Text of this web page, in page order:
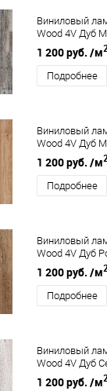
Виниловый
Wood 4V Дуб
1 200 руб. /м
Подробнее
Виниловый
Wood 4V Дуб
1 200 руб. /м
Подробнее
Виниловый
Wood 4V Дуб
1 200 руб. /м
Подробнее
Виниловый
Wood 4V Дуб
1 200 руб. /м